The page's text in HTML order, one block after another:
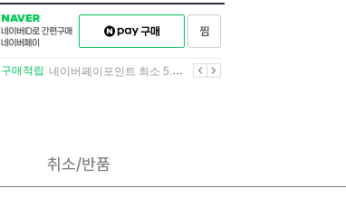
NAVER
네이버
ID로
간편구매
네이버페이
구매하기
이전
구매적립 네이버페이포인트 최소 5.5% 적립 다음
취소/반품